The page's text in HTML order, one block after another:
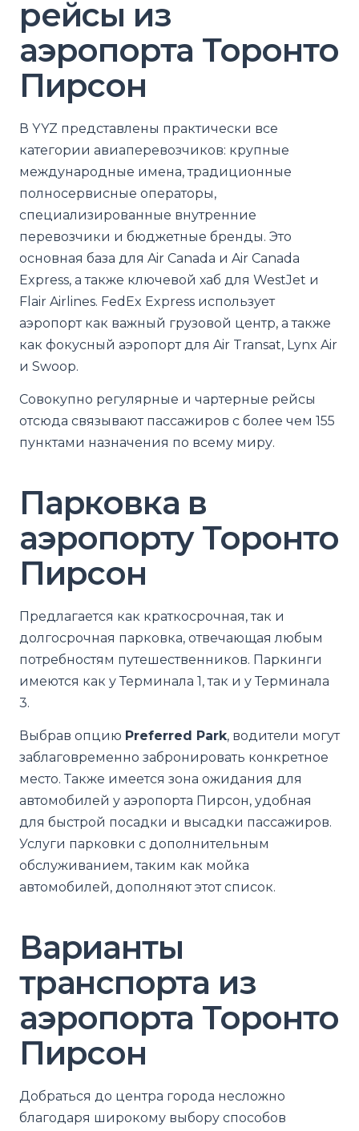
рейсы из
аэропорта Торонто
Пирсон
В YYZ представлены практически все
категории авиаперевозчиков: крупные
международные имена, традиционные
полносервисные операторы,
специализированные внутренние
перевозчики и бюджетные бренды. Это
основная база для Air Canada и Air Canada
Express, а также ключевой хаб для WestJet и
Flair Airlines. FedEx Express использует
аэропорт как важный грузовой центр, а также
как фокусный аэропорт для Air Transat, Lynx Air
и Swoop.
Совокупно регулярные и чартерные рейсы
отсюда связывают пассажиров с более чем 155
пунктами назначения по всему миру.
Парковка в
аэропорту Торонто
Пирсон
Предлагается как краткосрочная, так и
долгосрочная парковка, отвечающая любым
потребностям путешественников. Паркинги
имеются как у Терминала 1, так и у Терминала
3.
Выбрав опцию Preferred Park, водители могут
заблаговременно забронировать конкретное
место. Также имеется зона ожидания для
автомобилей у аэропорта Пирсон, удобная
для быстрой посадки и высадки пассажиров.
Услуги парковки с дополнительным
обслуживанием, таким как мойка
автомобилей, дополняют этот список.
Варианты
транспорта из
аэропорта Торонто
Пирсон
Добраться до центра города несложно
благодаря широкому выбору способов